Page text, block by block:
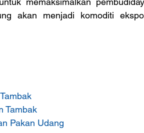
akan menjadi komoditi
Tambak
Pakan Udang